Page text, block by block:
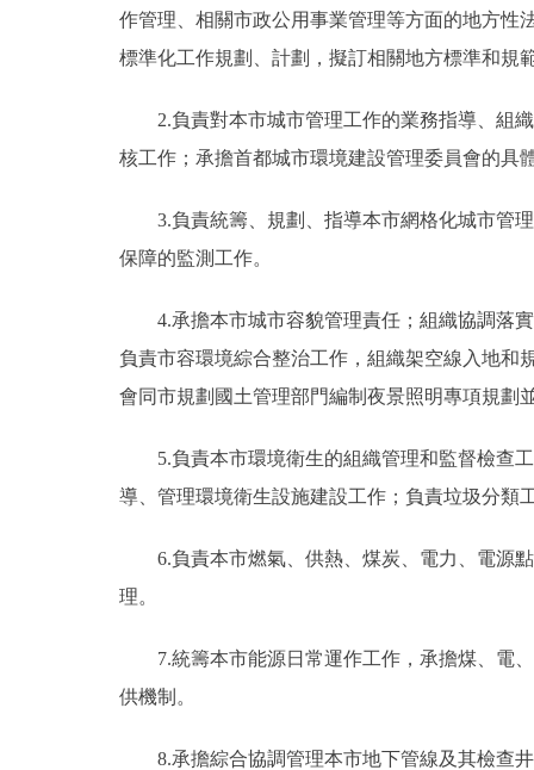
作管理、相關市政公用事業管理等方面的地方性
標準化工作規劃、計劃，擬訂相關地方標準和規
2.負責對本市城市管理工作的業務指導、組
核工作；承擔首都城市環境建設管理委員會的具
3.負責統籌、規劃、指導本市網格化城市管
保障的監測工作。
4.承擔本市城市容貌管理責任；組織協調落
負責市容環境綜合整治工作，組織架空線入地和
會同市規劃國土管理部門編制夜景照明專項規劃
5.負責本市環境衛生的組織管理和監督檢查
導、管理環境衛生設施建設工作；負責垃圾分類
6.負責本市燃氣、供熱、煤炭、電力、電源
理。
7.統籌本市能源日常運作工作，承擔煤、電
供機制。
8.承擔綜合協調管理本市地下管線及其檢查